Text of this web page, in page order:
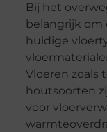
Bij het
belangrijk
huidige
Vloeren zoals
houtsoorten
voor